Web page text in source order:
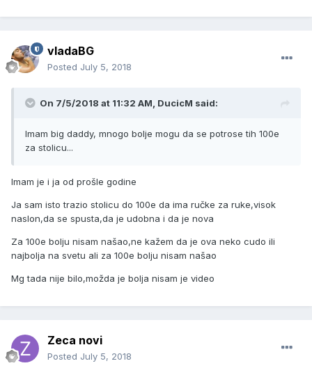
vladaBG
Posted July 5, 2018
On 7/5/2018 at 11:32 AM, DucicM said:
Imam big daddy, mnogo bolje mogu da se potrose tih 100e
za stolicu...
Imam je i ja od prošle godine
Ja sam isto trazio stolicu do 100e da ima ručke za ruke,visok
naslon,da se spusta,da je udobna i da je nova
Za 100e bolju nisam našao,ne kažem da je ova neko cudo ili
najbolja na svetu ali za 100e bolju nisam našao
Mg tada nije bilo,možda je bolja nisam je video
Zeca novi
Posted July 5, 2018